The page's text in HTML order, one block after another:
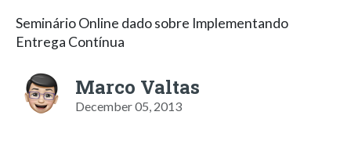
Seminário Online dado sobre Implementando
Entrega Contínua
Marco Valtas
December 05, 2013